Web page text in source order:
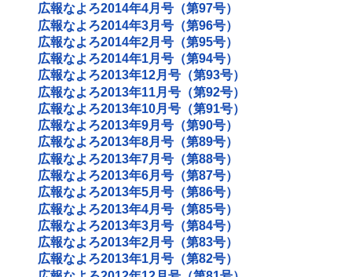
広報なよろ2014年4月号（第97号）
広報なよろ2014年3月号（第96号）
広報なよろ2014年2月号（第95号）
広報なよろ2014年1月号（第94号）
広報なよろ2013年12月号（第93号）
広報なよろ2013年11月号（第92号）
広報なよろ2013年10月号（第91号）
広報なよろ2013年9月号（第90号）
広報なよろ2013年8月号（第89号）
広報なよろ2013年7月号（第88号）
広報なよろ2013年6月号（第87号）
広報なよろ2013年5月号（第86号）
広報なよろ2013年4月号（第85号）
広報なよろ2013年3月号（第84号）
広報なよろ2013年2月号（第83号）
広報なよろ2013年1月号（第82号）